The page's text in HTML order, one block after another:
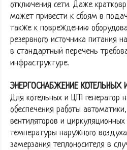
отключения сети. Даже
может привести к сбоям в
также к повреждению
резервного источника питания
в стандартный перечень
инфраструктуре.
ЭНЕРГОСНАБЖЕНИЕ КОТЕЛЬНЫХ
Для котельных и ЦТП генератор
обеспечения работы
вентиляторов и
температуры наружного
замерзания теплоносителя в